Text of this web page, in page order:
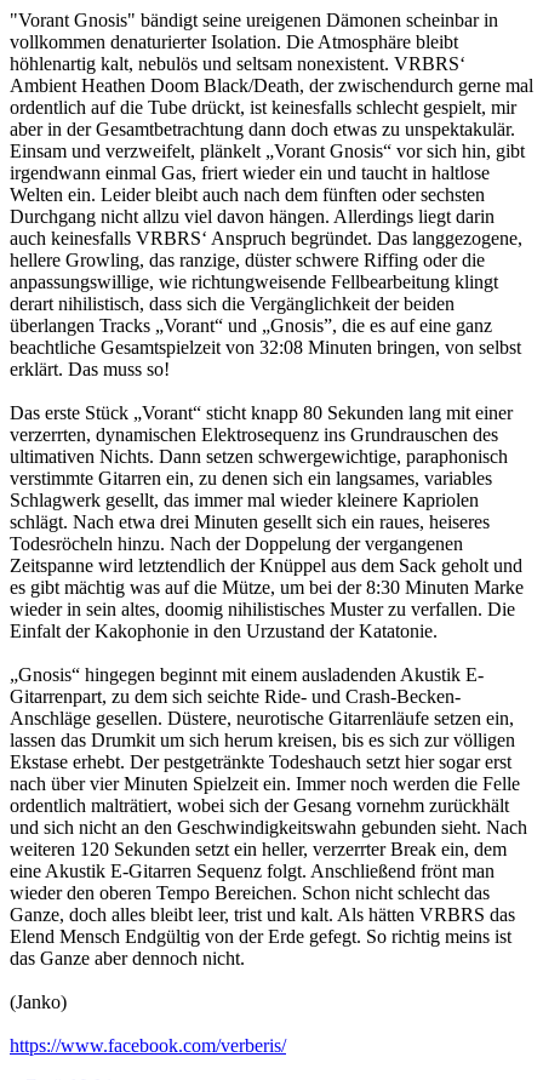
"Vorant Gnosis" bändigt seine ureigenen Dämonen scheinbar in
vollkommen denaturierter Isolation. Die Atmosphäre bleibt
höhlenartig kalt, nebulös und seltsam nonexistent. VRBRS‘
Ambient Heathen Doom Black/Death, der zwischendurch gerne mal
ordentlich auf die Tube drückt, ist keinesfalls schlecht gespielt, mir
aber in der Gesamtbetrachtung dann doch etwas zu unspektakulär.
Einsam und verzweifelt, plänkelt „Vorant Gnosis“ vor sich hin, gibt
irgendwann einmal Gas, friert wieder ein und taucht in haltlose
Welten ein. Leider bleibt auch nach dem fünften oder sechsten
Durchgang nicht allzu viel davon hängen. Allerdings liegt darin
auch keinesfalls VRBRS‘ Anspruch begründet. Das langgezogene,
hellere Growling, das ranzige, düster schwere Riffing oder die
anpassungswillige, wie richtungweisende Fellbearbeitung klingt
derart nihilistisch, dass sich die Vergänglichkeit der beiden
überlangen Tracks „Vorant“ und „Gnosis”, die es auf eine ganz
beachtliche Gesamtspielzeit von 32:08 Minuten bringen, von selbst
erklärt. Das muss so!
Das erste Stück „Vorant“ sticht knapp 80 Sekunden lang mit einer
verzerrten, dynamischen Elektrosequenz ins Grundrauschen des
ultimativen Nichts. Dann setzen schwergewichtige, paraphonisch
verstimmte Gitarren ein, zu denen sich ein langsames, variables
Schlagwerk gesellt, das immer mal wieder kleinere Kapriolen
schlägt. Nach etwa drei Minuten gesellt sich ein raues, heiseres
Todesröcheln hinzu. Nach der Doppelung der vergangenen
Zeitspanne wird letztendlich der Knüppel aus dem Sack geholt und
es gibt mächtig was auf die Mütze, um bei der 8:30 Minuten Marke
wieder in sein altes, doomig nihilistisches Muster zu verfallen. Die
Einfalt der Kakophonie in den Urzustand der Katatonie.
„Gnosis“ hingegen beginnt mit einem ausladenden Akustik E-
Gitarrenpart, zu dem sich seichte Ride- und Crash-Becken-
Anschläge gesellen. Düstere, neurotische Gitarrenläufe setzen ein,
lassen das Drumkit um sich herum kreisen, bis es sich zur völligen
Ekstase erhebt. Der pestgetränkte Todeshauch setzt hier sogar erst
nach über vier Minuten Spielzeit ein. Immer noch werden die Felle
ordentlich malträtiert, wobei sich der Gesang vornehm zurückhält
und sich nicht an den Geschwindigkeitswahn gebunden sieht. Nach
weiteren 120 Sekunden setzt ein heller, verzerrter Break ein, dem
eine Akustik E-Gitarren Sequenz folgt. Anschließend frönt man
wieder den oberen Tempo Bereichen. Schon nicht schlecht das
Ganze, doch alles bleibt leer, trist und kalt. Als hätten VRBRS das
Elend Mensch Endgültig von der Erde gefegt. So richtig meins ist
das Ganze aber dennoch nicht.
(Janko)
https://www.facebook.com/verberis/